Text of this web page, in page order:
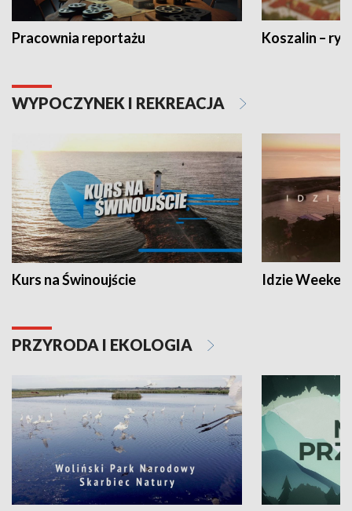
Pracownia reportażu Koszalin –
WYPOCZYNEK I REKREACJA
Kurs na Świnoujście Idzie
PRZYRODA I EKOLOGIA